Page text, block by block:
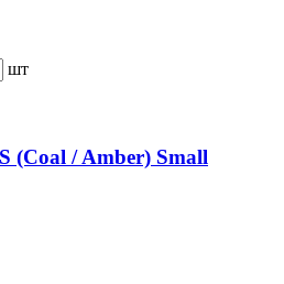
шт
(Coal / Amber) Small